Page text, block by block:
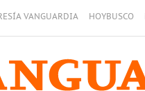
VANGUARDIA HOYBUSCO